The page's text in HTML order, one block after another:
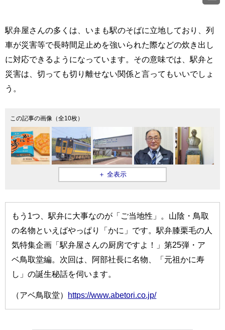
駅弁屋さんの多くは、いまも駅のそばに立地しており、列
車が災害等で長時間足止めを強いられた際などの炊き出し
に対応できるようになっています。その意味では、駅弁と
災害は、切っても切り離せない関係と言ってもいいでしょ
う。
この記事の画像（全10枚）
＋ 全表示
もう1つ、駅弁に大事なのが「ご当地性」。山陰・鳥取
の名物といえばやっぱり「かに」です。駅弁膝栗毛の人
気特集企画「駅弁屋さんの厨房ですよ！」第25弾・ア
ベ鳥取堂編。次回は、阿部社長に名物、「元祖かに寿
し」の誕生秘話を伺います。
（アベ鳥取堂） https://www.abetori.co.jp/